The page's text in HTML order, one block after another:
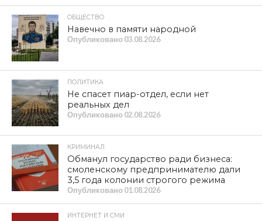
ОБЩЕСТВО
Телеканал «Красная Линия»: в
Краснинском муниципальном округе
ОБЩЕСТВО
Верховный Суд РФ: принуждение к
электронному голосованию — это
преступление
КУЛЬТУРА
В Смоленске продолжаются летние
кинопоказы на большом экране в
сквере имени воеводы Михаила
Шеина